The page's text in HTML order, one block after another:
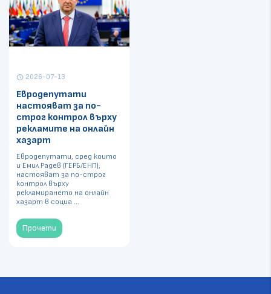
schedule 2026-07-13
Евродепутати
настояват за по-
строг контрол върху
рекламите на онлайн
хазарт
Евродепутати, сред които
и Емил Радев (ГЕРБ/ЕНП),
настояват за по-строг
контрол върху
рекламирането на онлайн
хазарт в социа ...
Прочети